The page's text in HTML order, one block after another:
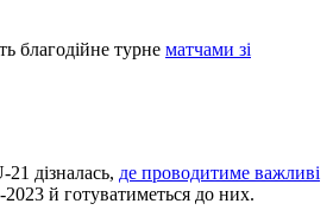
благодійне турне матчами зі
21 дізналась, де проводитиме важливі
2023 й готуватиметься до них.